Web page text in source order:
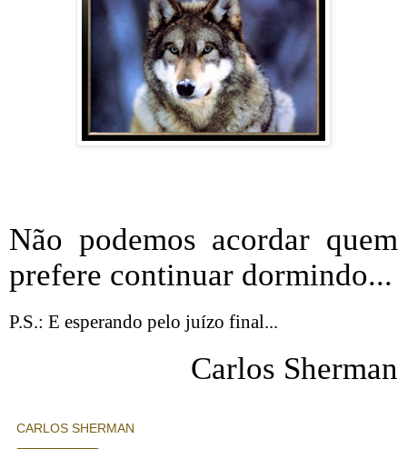
Não podemos acordar quem
prefere continuar dormindo...
P.S.: E esperando pelo juízo final...
Carlos Sherman
CARLOS SHERMAN